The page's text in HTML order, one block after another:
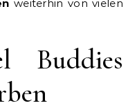
weiterhin von vielen
Buddies